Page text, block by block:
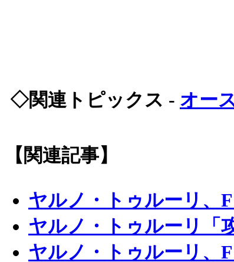
◇関連トピックス - オー
【関連記事】
ヤルノ・トゥルーリ、
ヤルノ・トゥルーリ「
ヤルノ・トゥルーリ、